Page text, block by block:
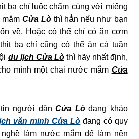
ba chỉ luộc chấm cùng với miếng
mắmCửa Lòthì hẳn nếu như bạn
về. Hoặc có thể chỉ có ăn cơm
ba chỉ cũng có thể ăn cả tuần
du lịch Cửa Lòthì hãy nhất định,
mình một chai nước mắm Cửa
tin người dânCửa Lòđang kháo
văn minh Cửa Lò đang có quy
làm nước mắm để làm nên